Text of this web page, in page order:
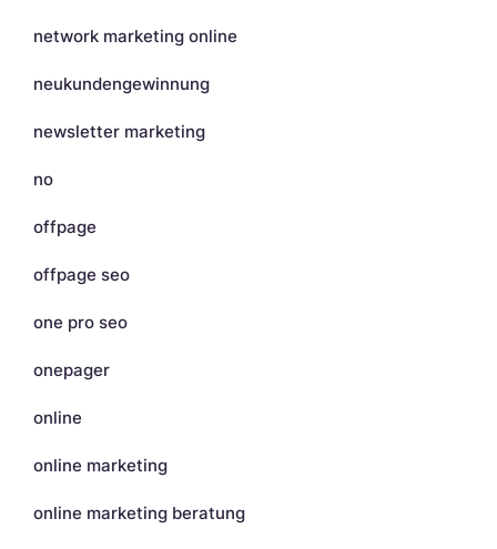
network marketing online
neukundengewinnung
newsletter marketing
no
offpage
offpage seo
one pro seo
onepager
online
online marketing
online marketing beratung